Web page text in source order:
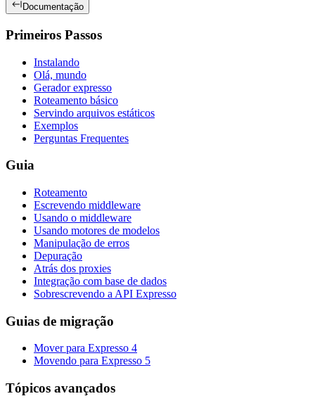
Documentação
Primeiros Passos
Instalando
Olá, mundo
Gerador expresso
Roteamento básico
Servindo arquivos estáticos
Exemplos
Perguntas Frequentes
Guia
Roteamento
Escrevendo middleware
Usando o middleware
Usando motores de modelos
Manipulação de erros
Depuração
Atrás dos proxies
Integração com base de dados
Sobrescrevendo a API Expresso
Guias de migração
Mover para Expresso 4
Movendo para Expresso 5
Tópicos avançados